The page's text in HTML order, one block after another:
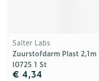
Salter Labs
Zuurstofdarm Plast 2,1m
I0725 1 St
€ 4,34